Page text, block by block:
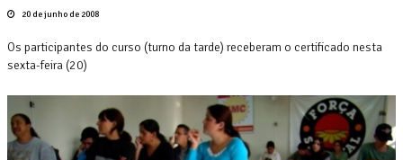
20 de junho de 2008
Os participantes do curso (turno da tarde) receberam o certificado nesta
sexta-feira (20)